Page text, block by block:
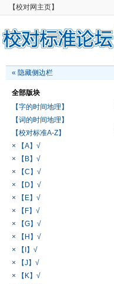
【校对网主页】
« 隐藏侧边栏
全部版块
【字的时间地理】
【词的时间地理】
【校对标准A-Z】
× 【A】√
× 【B】√
× 【C】√
× 【D】√
× 【E】√
× 【F】√
× 【G】√
× 【H】√
× 【I】√
× 【J】√
× 【K】√